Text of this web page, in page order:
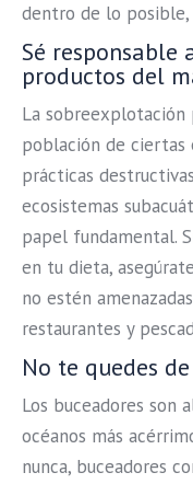
dentro de lo posible,
Sé responsable
productos del
La sobreexplotación
población de ciertas
prácticas
ecosistemas
papel fundamental.
en tu dieta,
no estén
restaurantes y
No te quedes
Los buceadores son
océanos más
nunca, buceadores